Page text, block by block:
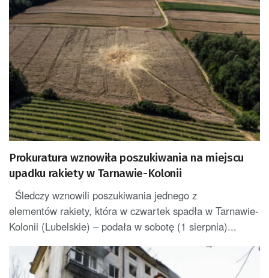
Prokuratura wznowiła poszukiwania na miejscu
upadku rakiety w Tarnawie-Kolonii
Śledczy wznowili poszukiwania jednego z
elementów rakiety, która w czwartek spadła w Tarnawie-
Kolonii (Lubelskie) – podała w sobotę (1 sierpnia)...